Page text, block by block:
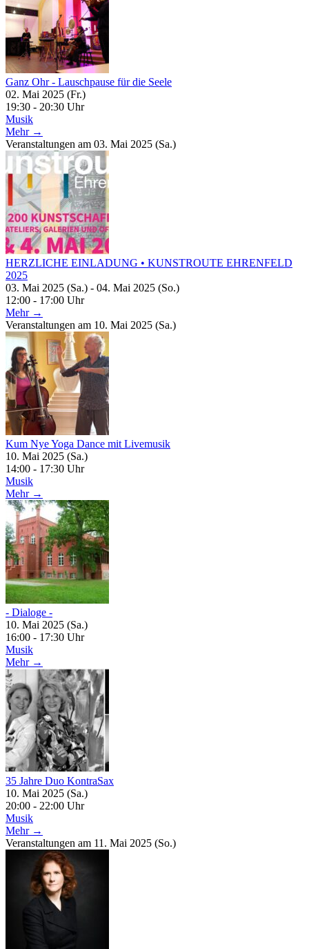
Ganz Ohr - Lauschpause für die Seele
02. Mai 2025 (Fr.)
19:30 - 20:30 Uhr
Musik
Mehr →
Veranstaltungen am 03. Mai 2025 (Sa.)
HERZLICHE EINLADUNG • KUNSTROUTE EHRENFELD
2025
03. Mai 2025 (Sa.) - 04. Mai 2025 (So.)
12:00 - 17:00 Uhr
Mehr →
Veranstaltungen am 10. Mai 2025 (Sa.)
Kum Nye Yoga Dance mit Livemusik
10. Mai 2025 (Sa.)
14:00 - 17:30 Uhr
Musik
Mehr →
- Dialoge -
10. Mai 2025 (Sa.)
16:00 - 17:30 Uhr
Musik
Mehr →
35 Jahre Duo KontraSax
10. Mai 2025 (Sa.)
20:00 - 22:00 Uhr
Musik
Mehr →
Veranstaltungen am 11. Mai 2025 (So.)